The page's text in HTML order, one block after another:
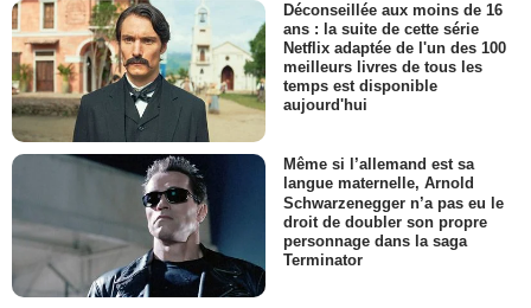
Déconseillée aux moins de 16
ans : la suite de cette série
Netflix adaptée de l'un des 100
meilleurs livres de tous les
temps est disponible
aujourd'hui
Même si l’allemand est sa
langue maternelle, Arnold
Schwarzenegger n’a pas eu le
droit de doubler son propre
personnage dans la saga
Terminator